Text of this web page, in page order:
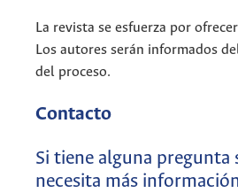
La revista se esfuerza por
Los autores serán informados
del proceso.
Contacto
Si tiene alguna pregunta
necesita más